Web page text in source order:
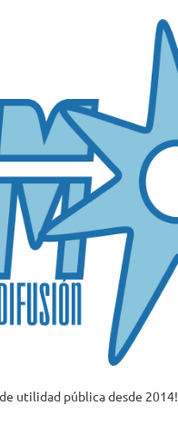
utilidad pública desde 2014!